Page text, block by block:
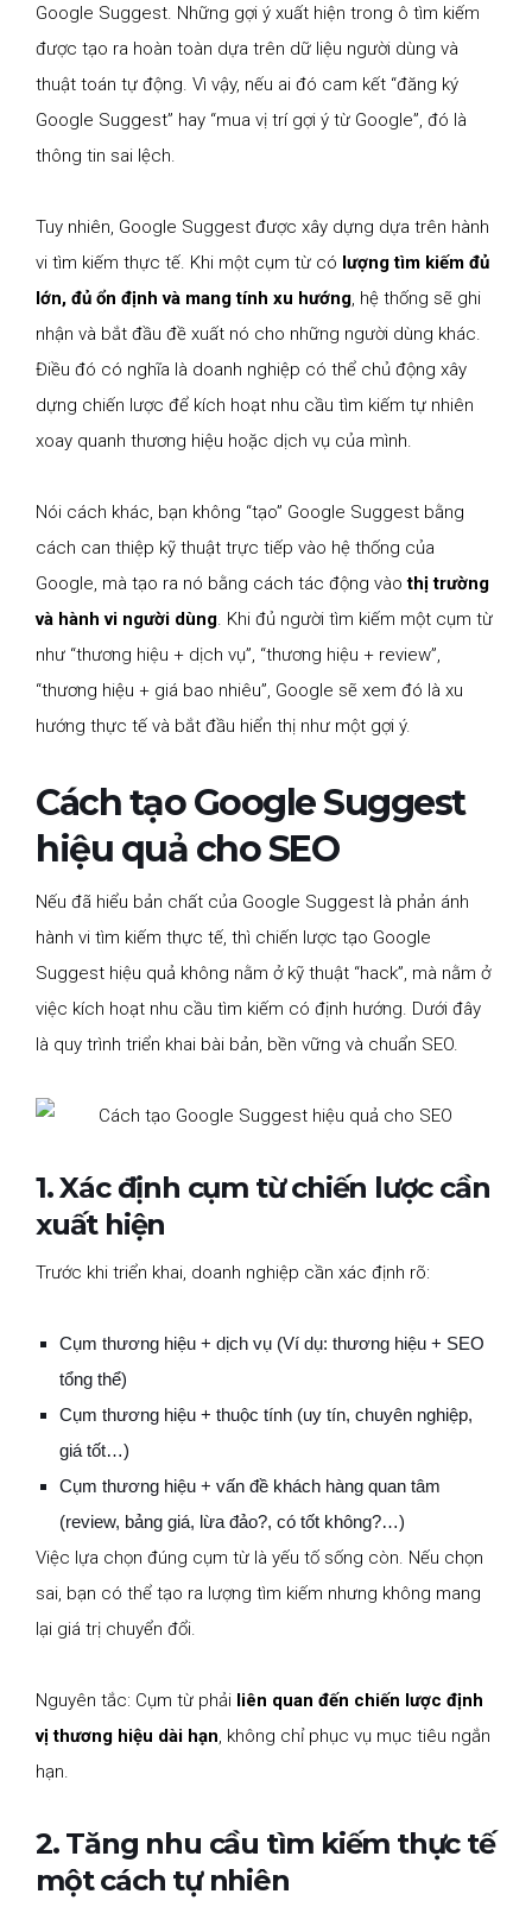
Google Suggest. Những gợi ý xuất hiện trong ô tìm kiếm
được tạo ra hoàn toàn dựa trên dữ liệu người dùng và
thuật toán tự động. Vì vậy, nếu ai đó cam kết “đăng ký
Google Suggest” hay “mua vị trí gợi ý từ Google”, đó là
thông tin sai lệch.
Tuy nhiên, Google Suggest được xây dựng dựa trên hành
vi tìm kiếm thực tế. Khi một cụm từ có lượng tìm kiếm đủ
lớn, đủ ổn định và mang tính xu hướng, hệ thống sẽ ghi
nhận và bắt đầu đề xuất nó cho những người dùng khác.
Điều đó có nghĩa là doanh nghiệp có thể chủ động xây
dựng chiến lược để kích hoạt nhu cầu tìm kiếm tự nhiên
xoay quanh thương hiệu hoặc dịch vụ của mình.
Nói cách khác, bạn không “tạo” Google Suggest bằng
cách can thiệp kỹ thuật trực tiếp vào hệ thống của
Google, mà tạo ra nó bằng cách tác động vàothị trường
và hành vi người dùng. Khi đủ người tìm kiếm một cụm từ
như “thương hiệu + dịch vụ”, “thương hiệu + review”,
“thương hiệu + giá bao nhiêu”, Google sẽ xem đó là xu
hướng thực tế và bắt đầu hiển thị như một gợi ý.
Cách tạo Google Suggest
hiệu quả cho SEO
Nếu đã hiểu bản chất của Google Suggest là phản ánh
hành vi tìm kiếm thực tế, thì chiến lược tạo Google
Suggest hiệu quả không nằm ở kỹ thuật “hack”, mà nằm ở
việc kích hoạt nhu cầu tìm kiếm có định hướng. Dưới đây
là quy trình triển khai bài bản, bền vững và chuẩn SEO.
1. Xác định cụm từ chiến lược cần
xuất hiện
Trước khi triển khai, doanh nghiệp cần xác định rõ:
Cụm thương hiệu + dịch vụ (Ví dụ: thương hiệu + SEO
tổng thể)
Cụm thương hiệu + thuộc tính (uy tín, chuyên nghiệp,
giá tốt…)
Cụm thương hiệu + vấn đề khách hàng quan tâm
(review, bảng giá, lừa đảo?, có tốt không?…)
Việc lựa chọn đúng cụm từ là yếu tố sống còn. Nếu chọn
sai, bạn có thể tạo ra lượng tìm kiếm nhưng không mang
lại giá trị chuyển đổi.
Nguyên tắc: Cụm từ phải liên quan đến chiến lược định
vị thương hiệu dài hạn, không chỉ phục vụ mục tiêu ngắn
hạn.
2. Tăng nhu cầu tìm kiếm thực tế
một cách tự nhiên